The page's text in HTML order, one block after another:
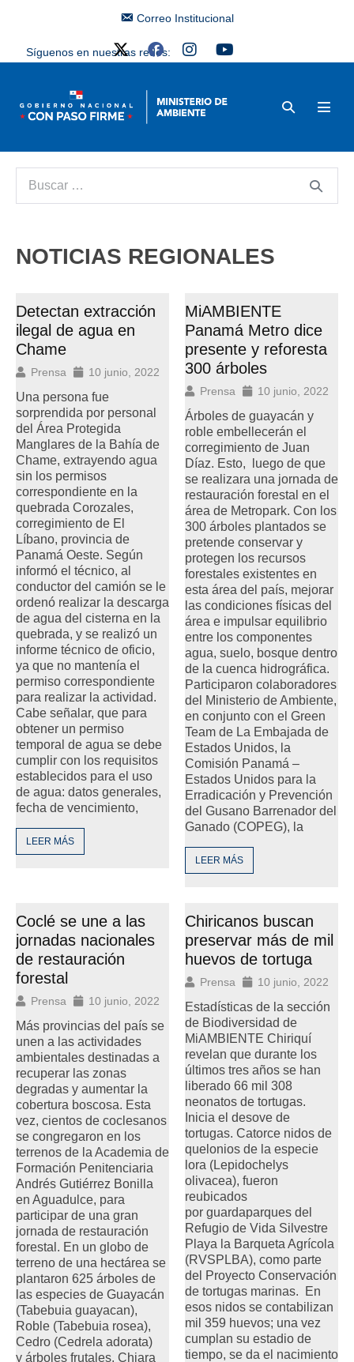
Correo Institucional
Síguenos en nuestras redes:
NOTICIAS REGIONALES
Detectan extracción
ilegal de agua en
Chame
Prensa 10 junio, 2022
Una persona fue
sorprendida por personal
del Área Protegida
Manglares de la Bahía de
Chame, extrayendo agua
sin los permisos
correspondiente en la
quebrada Corozales,
corregimiento de El
Líbano, provincia de
Panamá Oeste. Según
informó el técnico, al
conductor del camión se le
ordenó realizar la descarga
de agua del cisterna en la
quebrada, y se realizó un
informe técnico de oficio,
ya que no mantenía el
permiso correspondiente
para realizar la actividad.
Cabe señalar, que para
obtener un permiso
temporal de agua se debe
cumplir con los requisitos
establecidos para el uso
de agua: datos generales,
fecha de vencimiento,
LEER MÁS
MiAMBIENTE
Panamá Metro dice
presente y reforesta
300 árboles
Prensa 10 junio, 2022
Árboles de guayacán y
roble embellecerán el
corregimiento de Juan
Díaz. Esto, luego de que
se realizara una jornada de
restauración forestal en el
área de Metropark. Con los
300 árboles plantados se
pretende conservar y
protegen los recursos
forestales existentes en
esta área del país, mejorar
las condiciones físicas del
área e impulsar equilibrio
entre los componentes
agua, suelo, bosque dentro
de la cuenca hidrográfica.
Participaron colaboradores
del Ministerio de Ambiente,
en conjunto con el Green
Team de La Embajada de
Estados Unidos, la
Comisión Panamá –
Estados Unidos para la
Erradicación y Prevención
del Gusano Barrenador del
Ganado (COPEG), la
LEER MÁS
Coclé se une a las
jornadas nacionales
de restauración
forestal
Prensa 10 junio, 2022
Más provincias del país se
unen a las actividades
ambientales destinadas a
recuperar las zonas
degradas y aumentar la
cobertura boscosa. Esta
vez, cientos de coclesanos
se congregaron en los
terrenos de la Academia de
Formación Penitenciaria
Andrés Gutiérrez Bonilla
en Aguadulce, para
participar de una gran
jornada de restauración
forestal. En un globo de
terreno de una hectárea se
plantaron 625 árboles de
las especies de Guayacán
(Tabebuia guayacan),
Roble (Tabebuia rosea),
Cedro (Cedrela adorata)
y árboles frutales. Chiara
Chiricanos buscan
preservar más de mil
huevos de tortuga
Prensa 10 junio, 2022
Estadísticas de la sección
de Biodiversidad de
MiAMBIENTE Chiriquí
revelan que durante los
últimos tres años se han
liberado 66 mil 308
neonatos de tortugas.
Inicia el desove de
tortugas. Catorce nidos de
quelonios de la especie
lora (Lepidochelys
olivacea), fueron
reubicados
por guardaparques del
Refugio de Vida Silvestre
Playa la Barqueta Agrícola
(RVSPLBA), como parte
del Proyecto Conservación
de tortugas marinas. En
esos nidos se contabilizan
mil 359 huevos; una vez
cumplan su estadio de
tiempo, se da el nacimiento